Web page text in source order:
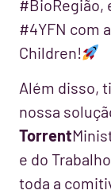
#BioRegião,
#4YFN com
Children!
Além disso,
nossa
Torrent
e do
toda a